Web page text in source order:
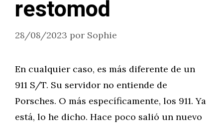
restomod
28/08/2023 por Sophie
En cualquier caso, es más diferente de un
911 S/T. Su servidor no entiende de
Porsches. O más específicamente, los 911. Ya
está, lo he dicho. Hace poco salió un nuevo